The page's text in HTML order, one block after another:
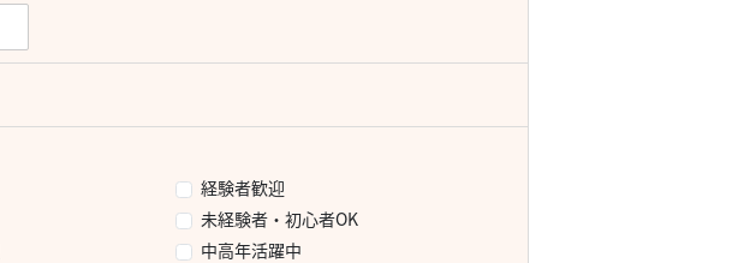
経験者歓迎
未経験者・初心者OK
中高年活躍中